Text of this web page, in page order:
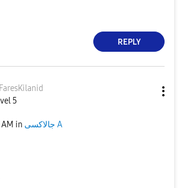
REPLY
lanid
5
in جالاكسى A